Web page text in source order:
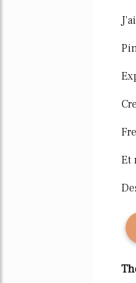
Et